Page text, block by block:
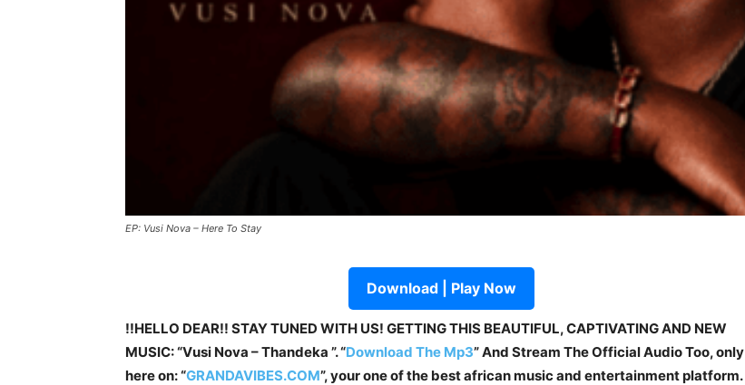
EP: Vusi Nova – Here To Stay
Download | Play Now
!!HELLO DEAR!! STAY TUNED WITH US! GETTING THIS BEAUTIFUL, CAPTIVATING AND NEW
MUSIC: “Vusi Nova – Thandeka ”. “Download The Mp3” And Stream The Official Audio Too, only
here on: “GRANDAVIBES.COM”, your one of the best african music and entertainment platform.